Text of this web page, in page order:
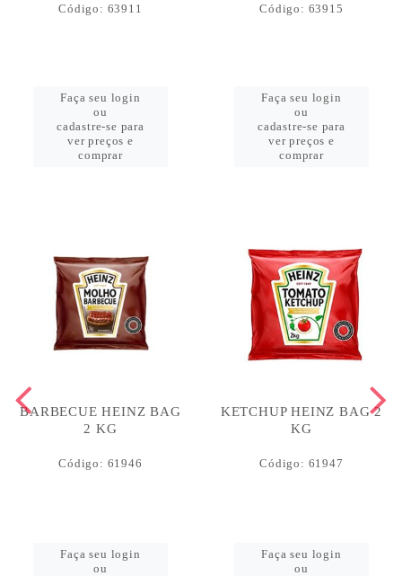
Código: 63911
Faça seu login
ou
cadastre-se para
ver preços e
comprar
Código: 63915
Faça seu login
ou
cadastre-se para
ver preços e
comprar
BARBECUE HEINZ BAG
2 KG
Código: 61946
Faça seu login
ou
KETCHUP HEINZ BAG 2
KG
Código: 61947
Faça seu login
ou